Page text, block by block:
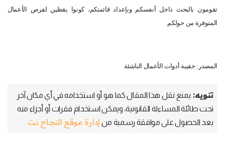
تقومون بالبحث داخل أنفسكم وبإعداد قائمتكم، كونوا يقظين لفرص الأعمال
المتوفرة من حولكم.
المصدر: حقيبة أدوات الأعمال الناشئة
تنويه: يمنع نقل هذا المقال كما هو أو استخدامه في أي مكان آخر
تحت طائلة المساءلة القانونية، ويمكن استخدام فقرات أو أجزاء منه
بعد الحصول على موافقة رسمية من إدارة موقع النجاح نت